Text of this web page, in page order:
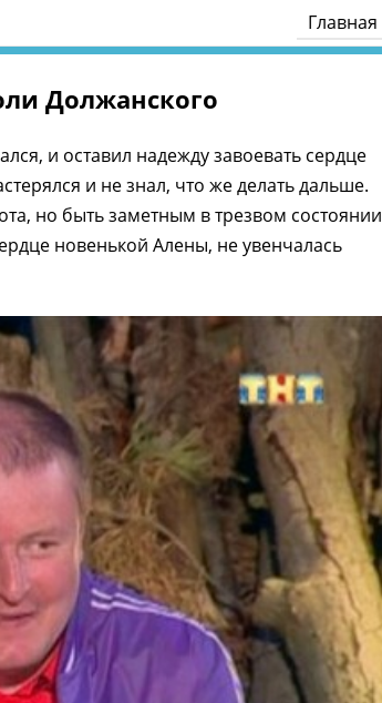
Главная
Должанского
и оставил надежду завоевать сердце
и не знал, что же делать дальше.
но быть заметным в трезвом состоянии
новенькой Алены, не увенчалась